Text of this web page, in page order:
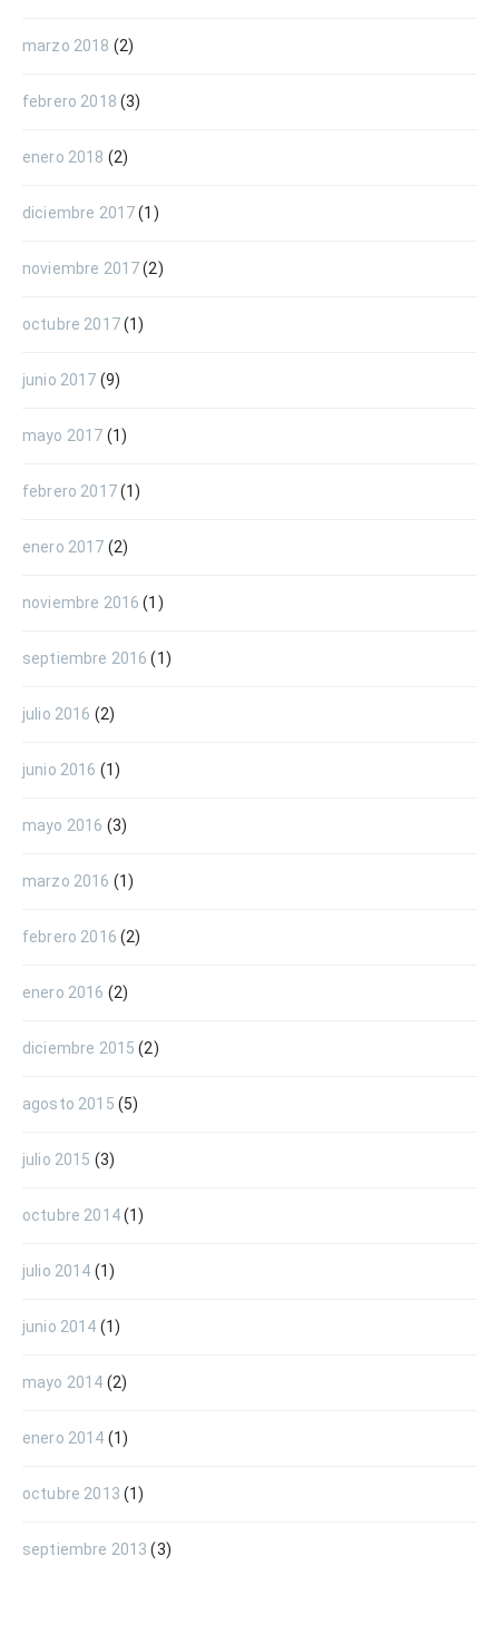
marzo 2018 (2)
febrero 2018 (3)
enero 2018 (2)
diciembre 2017(1)
noviembre 2017(2)
octubre 2017(1)
junio 2017 (9)
mayo 2017 (1)
febrero 2017(1)
enero 2017 (2)
noviembre 2016 (1)
septiembre 2016 (1)
julio 2016 (2)
junio 2016 (1)
mayo 2016 (3)
marzo 2016 (1)
febrero 2016 (2)
enero 2016 (2)
diciembre 2015 (2)
agosto 2015 (5)
julio 2015 (3)
octubre 2014(1)
julio 2014 (1)
junio 2014 (1)
mayo 2014 (2)
enero 2014 (1)
octubre 2013 (1)
septiembre 2013 (3)